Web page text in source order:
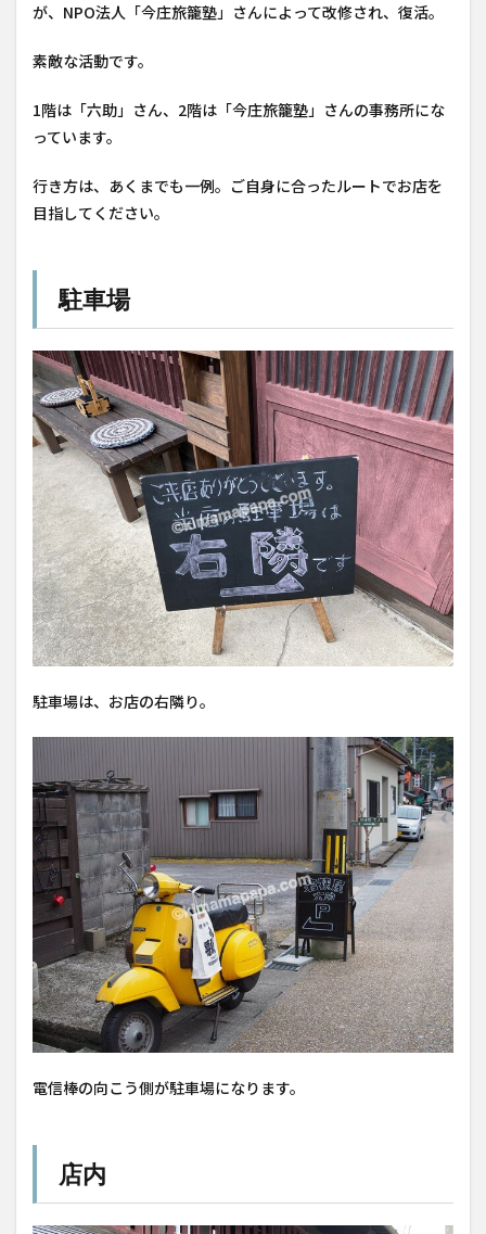
が、NPO法人「今庄旅籠塾」さんによって改修され、復活。
素敵な活動です。
1階は「六助」さん、2階は「今庄旅籠塾」さんの事務所にな
っています。
行き方は、あくまでも一例。ご自身に合ったルートでお店を
目指してください。
駐車場
駐車場は、お店の右隣り。
電信棒の向こう側が駐車場になります。
店内